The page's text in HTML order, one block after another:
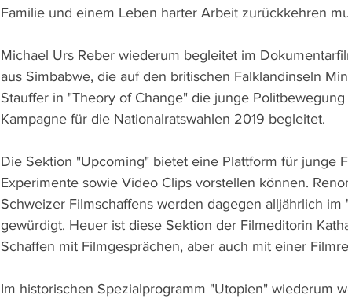
Familie und einem Leben harter Arbeit zurückkehren
Michael Urs Reber wiederum begleitet im
aus Simbabwe, die auf den britischen Falklandinseln
Stauffer in "Theory of Change" die junge
Kampagne für die Nationalratswahlen 2019 begleitet.
Die Sektion "Upcoming" bietet eine Plattform für junge
Experimente sowie Video Clips vorstellen können.
Schweizer Filmschaffens werden dagegen alljährlich
gewürdigt. Heuer ist diese Sektion der Filmeditorin
Schaffen mit Filmgesprächen, aber auch mit einer
Im historischen Spezialprogramm "Utopien" wiederum